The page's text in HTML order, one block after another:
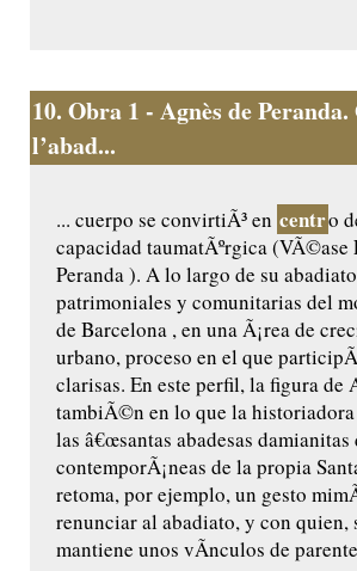
10. Obra 1 - Agnès de
l’abad...
... cuerpo se convirtiÃ³ en centro
capacidad taumatÃºrgica
Peranda ). A lo largo de su
patrimoniales y comunitarias del
de Barcelona , en una Ã¡rea de
urbano, proceso en el que
clarisas. En este perfil, la figura
tambiÃ©n en lo que la
las â€œsantas abadesas
contemporÃ¡neas de la propia
retoma, por ejemplo, un gesto
renunciar al abadiato, y con quien,
mantiene unos vÃ­nculos de